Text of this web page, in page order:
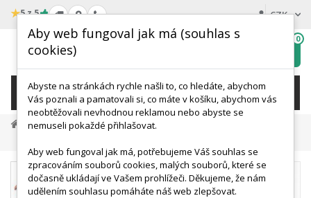
★5 z 5 CZK
wishlist
0
KATEGORIE
Anatomické Modely
Modely Mozku
Aby web fungoval jak má (souhlas s
cookies)
Abyste na stránkách rychle našli to, co hledáte, abychom
Vás poznali a pamatovali si, co máte v košíku, abychom vás
neobtěžovali nevhodnou reklamou nebo abyste se
nemuseli pokaždé přihlašovat.
Aby web fungoval jak má, potřebujeme Váš souhlas se
zpracováním souborů cookies, malých souborů, které se
dočasně ukládají ve Vašem prohlížeči. Děkujeme, že nám
udělením souhlasu pomáháte náš web zlepšovat.